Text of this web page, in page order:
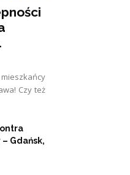
Czy też
Gdańsk,